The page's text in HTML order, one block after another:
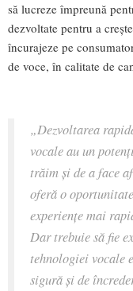
să lucreze împreună
dezvoltate pentru a
încurajeze pe
de voce, în calitate de
„Dezvoltarea
vocale au un
trăim și de a face
oferă o
experiențe mai
Dar trebuie să fie
tehnologiei vocale
sigură și de